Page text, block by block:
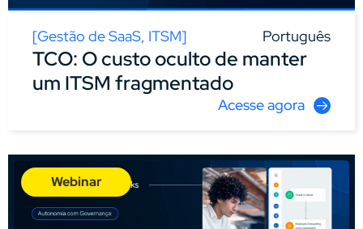
[Gestão de SaaS, ITSM] Português
TCO: O custo oculto de manter
um ITSM fragmentado
Acesse agora
Webinar